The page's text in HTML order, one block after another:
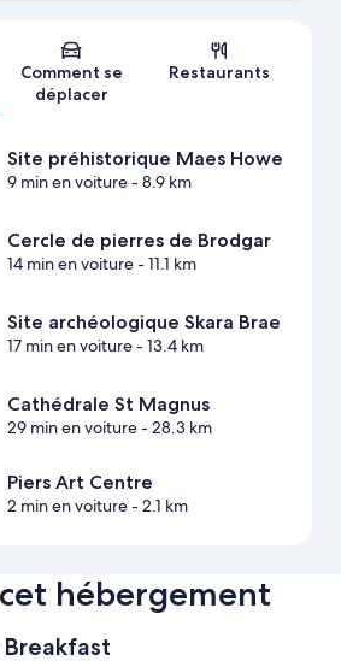
Carte
Comment se
déplacer
Restaurants
Site préhistorique Maes Howe
9 min en voiture- 8.9 km
Cercle de pierres de Brodgar
14 min en voiture- 11.1 km
Site archéologique Skara Brae
17 min en voiture- 13.4 km
Cathédrale St Magnus
29 min en voiture- 28.3 km
Piers Art Centre
2 min en voiture- 2.1 km
hébergement